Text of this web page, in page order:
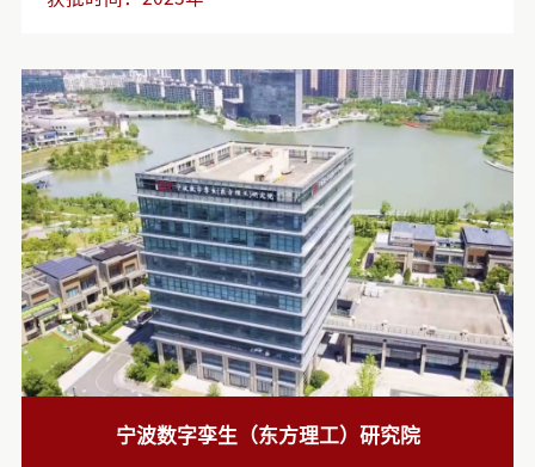
宁波数字孪生（东方理工）研究院